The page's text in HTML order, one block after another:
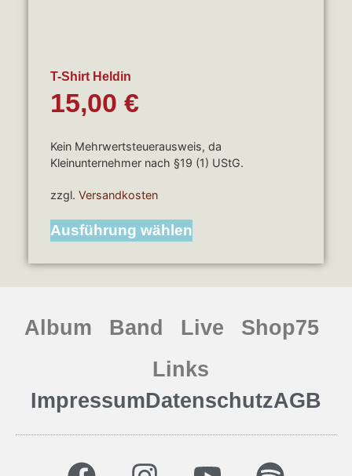
T-Shirt Heldin
15,00 €
Kein Mehrwertsteuerausweis, da
Kleinunternehmer nach §19 (1) UStG.
zzgl. Versandkosten
Ausführung wählen
Album Band Live
Shop75
Links
ImpressumDatenschutzAGB